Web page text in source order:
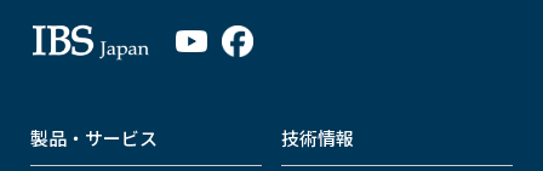
製品・サービス 技術情報